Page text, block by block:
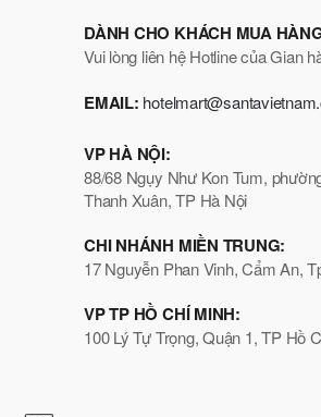
DÀNH CHO KHÁCH MUA
Vui lòng liên hệ Hotline của Gian
EMAIL:
VP HÀ NỘI:
88/68 Ngụy Như Kon Tum,
Thanh Xuân, TP Hà Nội
CHI NHÁNH MIỀN TRUNG:
17 Nguyễn Phan Vinh, Cẩm An,
VP TP HỒ CHÍ MINH:
100 Lý Tự Trọng, Quận 1, TP Hồ